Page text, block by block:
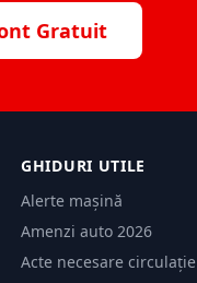
Gratuit
GHIDURI UTILE
Alerte mașină
Amenzi auto 2026
Acte necesare circulație